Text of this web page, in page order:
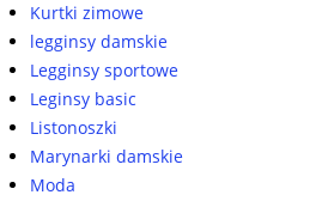
Kurtki zimowe
legginsy damskie
Legginsy sportowe
Leginsy basic
Listonoszki
Marynarki damskie
Moda